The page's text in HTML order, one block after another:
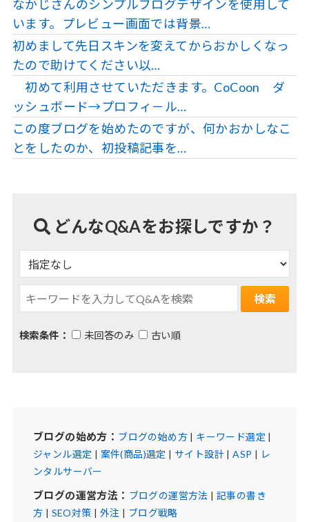
なかじさんのシンプルブログデザインを使用して
います。プレビュー画面では背景…
初めまして先日スキンを変えてからおかしくなっ
たので助けてください以…
初めて利用させていただきます。CoCoon ダ
ッシュボード→プロフィ－ル…
この度ブログを始めたのですが、何かおかしなこ
とをしたのか、初投稿記事を…
どんなQ&Aをお探しですか？
検索条件： 未回答のみ 古い順
ブログの始め方： ブログの始め方| キーワード選定 |
ジャンル選定 | 案件(商品)選定 | サイト設計|ASP | レ
ンタルサーバー
ブログの運営方法： ブログの運営方法 | 記事の書き
方 | SEO対策 | 外注 | ブログ戦略